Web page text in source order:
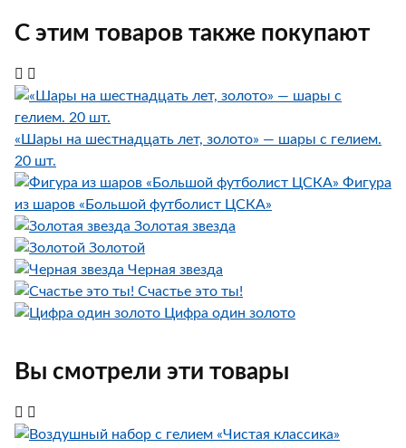
С этим товаров также покупают
«Шары на шестнадцать лет, золото» — шары с гелием.
20 шт.
Фигура
из шаров «Большой футболист ЦСКА»
Золотая звезда
Золотой
Черная звезда
Счастье это ты!
Цифра один золото
Вы смотрели эти товары